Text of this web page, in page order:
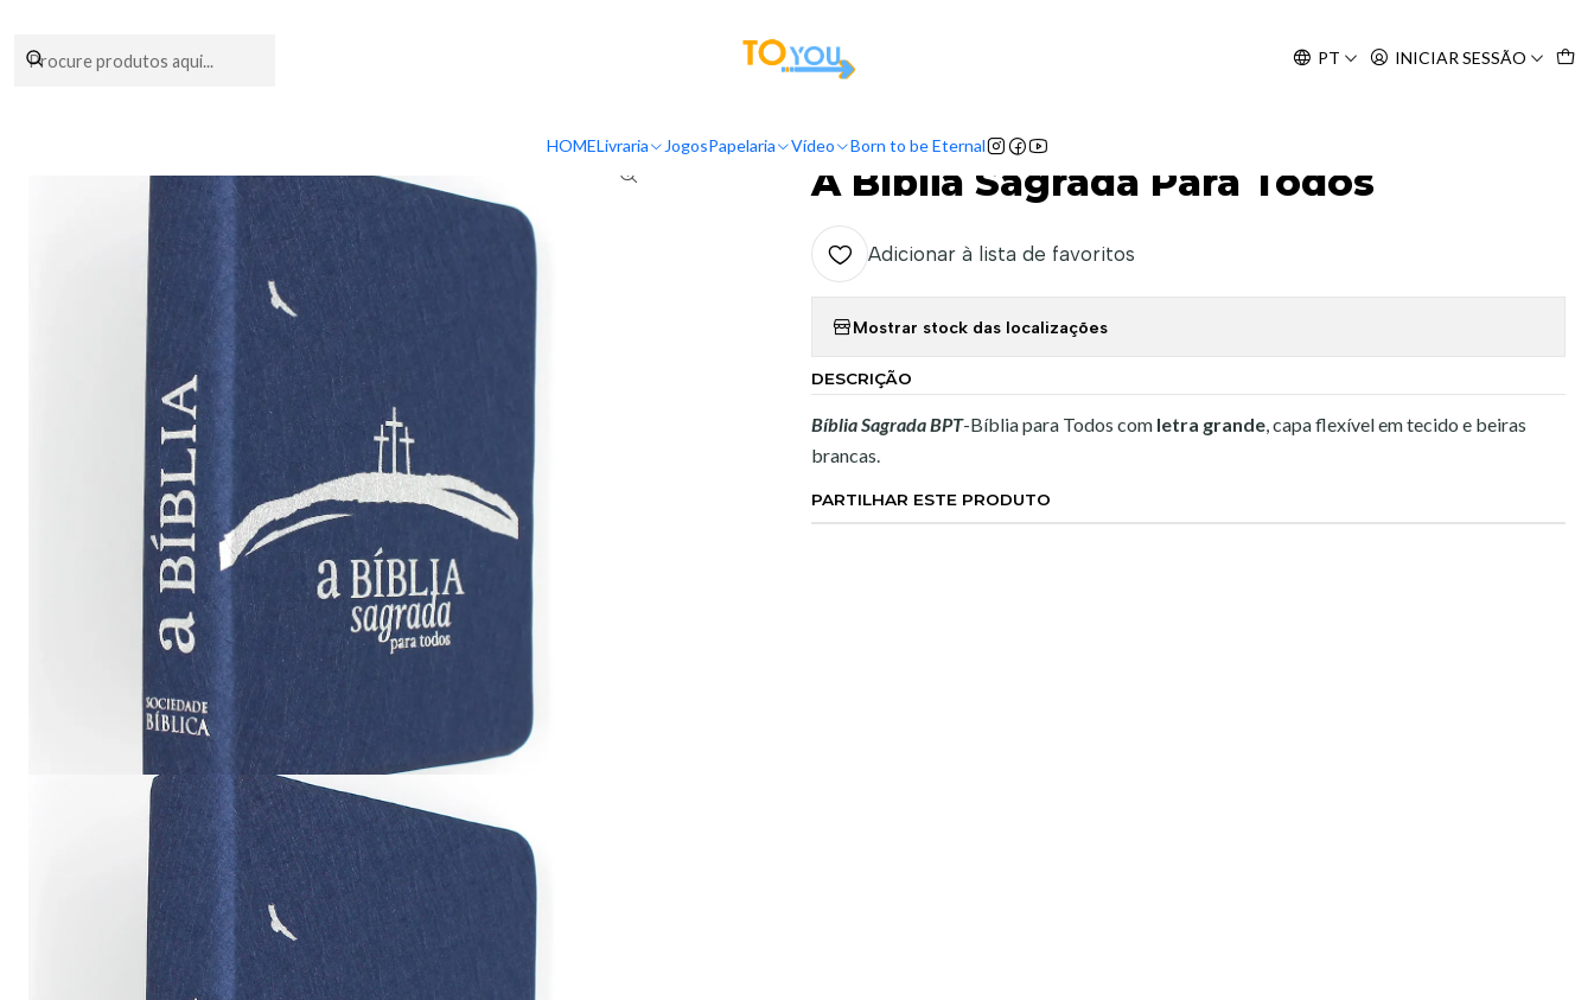
PT INICIAR SESSÃO
HOMELivraria JogosPapelaria Vídeo Born to be Eternal
A Bíblia Sagrada Para Todos
|
A Bíblia Sagrada Para Todos
Adicionar à lista de favoritos
Mostrar stock das localizações
DESCRIÇÃO
BíbliaSagrada BPT-Bíblia para Todos com letra grande, capa flexível em tecido e beiras
brancas.
PARTILHAR ESTE PRODUTO